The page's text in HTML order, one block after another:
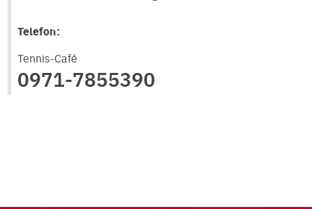
Telefon:
Tennis-Café
0971-7855390